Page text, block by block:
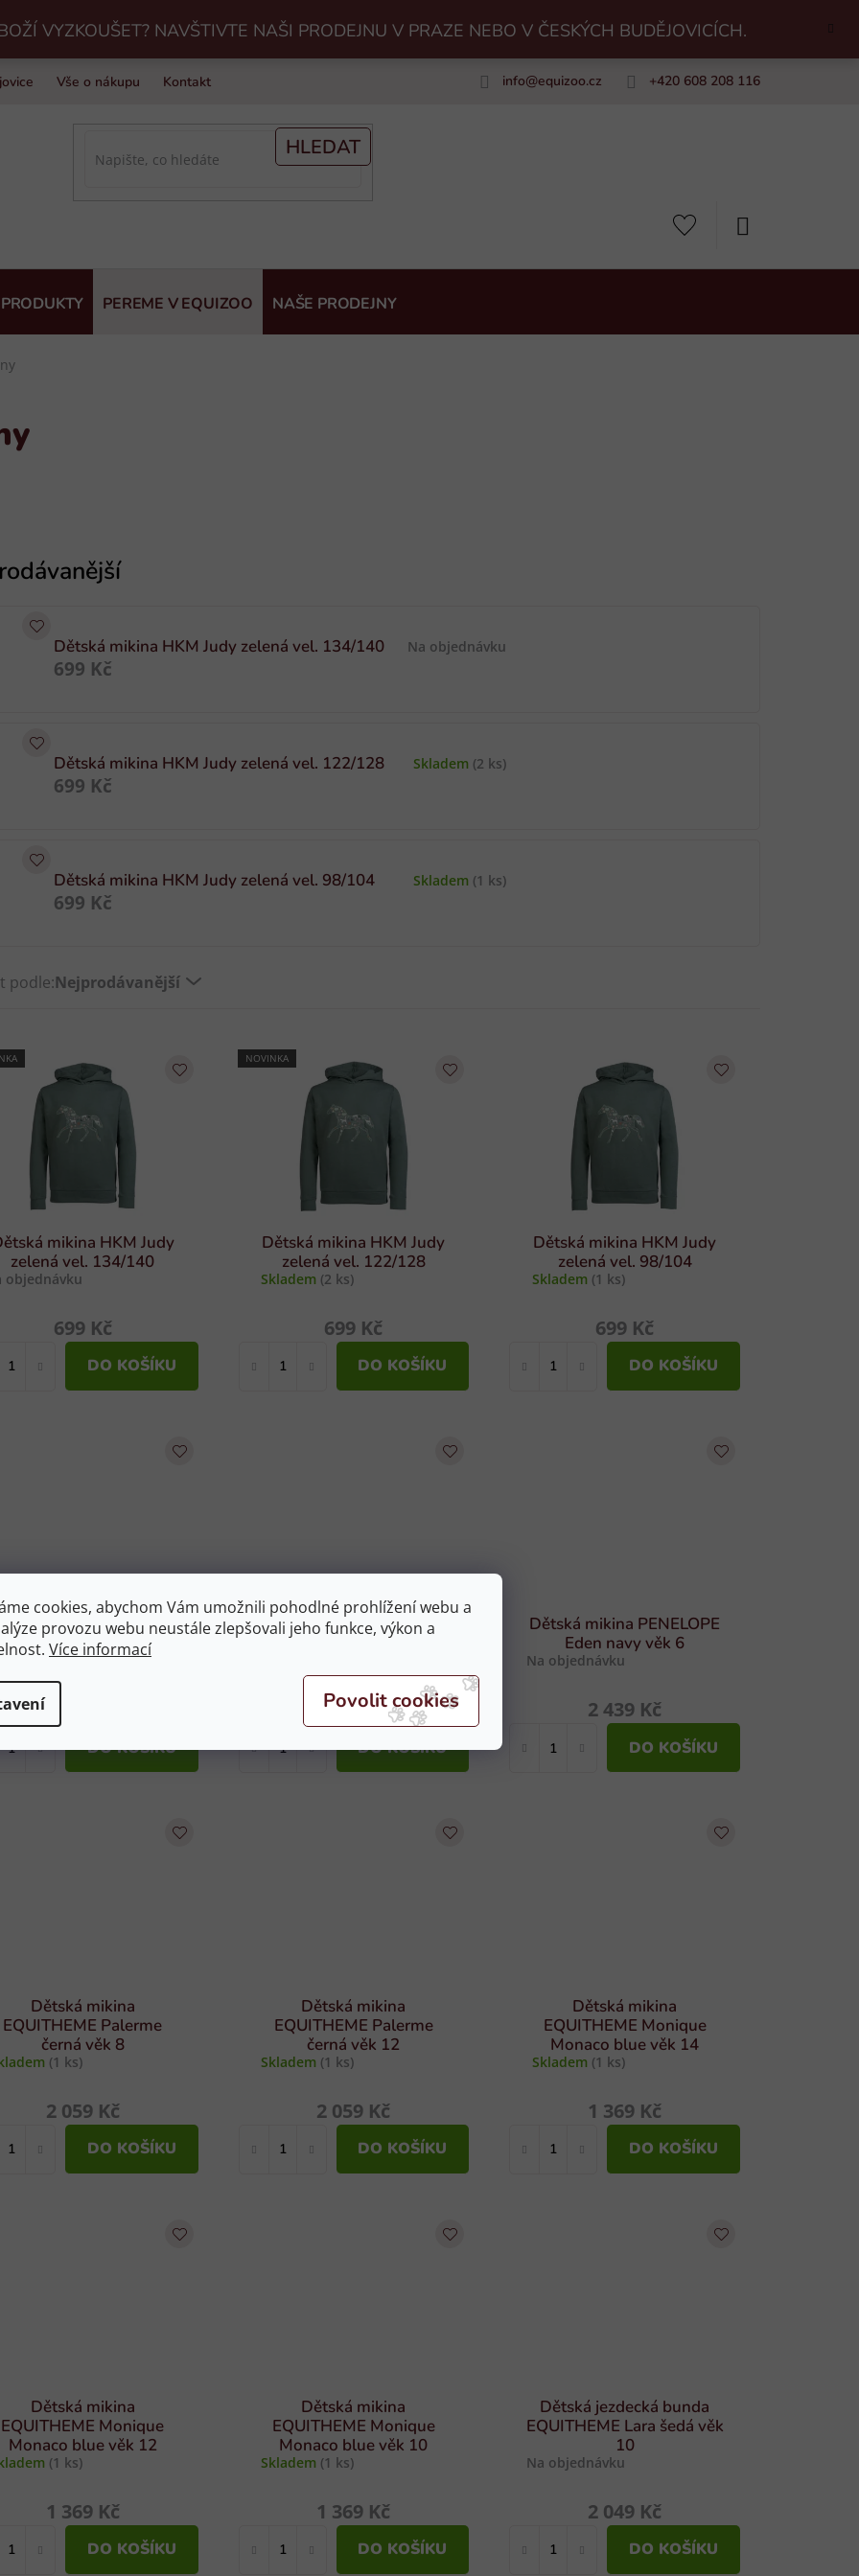
cookies, abychom Vám umožnili pohodlné prohlížení webu a
provozu webu neustále zlepšovali jeho funkce, výkon a
Více informací
VYZKOUŠET? NAVŠTIVTE NAŠI PRODEJNU V PRAZE NEBO V ČESKÝCH BUDĚJOVICÍCH.
Vše o nákupu Kontakt info@equizoo.cz +420 608 208 116
HLEDAT
PEREME V EQUIZOO NAŠE PRODEJNY
Dětská mikina HKM Judy zelená vel. 134/140 Na objednávku
699 Kč
Dětská mikina HKM Judy zelená vel. 122/128 Skladem (2 ks)
699 Kč
Dětská mikina HKM Judy zelená vel. 98/104 Skladem (1 ks)
699 Kč
podle:Nejprodávanější
mikina HKM Judy
zelená vel. 134/140
objednávku
699 Kč
DO KOŠÍKU
NOVINKA
Dětská mikina HKM Judy
zelená vel. 122/128
Skladem (2 ks)
699 Kč
DO KOŠÍKU
Dětská mikina HKM Judy
zelená vel. 98/104
Skladem (1 ks)
699 Kč
DO KOŠÍKU
mikina PENELOPE
Topty navy
(1 ks)
DO KOŠÍKU
Dětská mikina PENELOPE
Eden navy věk 8
2 439 Kč
DO KOŠÍKU
Dětská mikina PENELOPE
Eden navy věk 6
Na objednávku
2 439 Kč
DO KOŠÍKU
Dětská mikina
EQUITHEME Palerme
černá věk 8
(1 ks)
2 059 Kč
DO KOŠÍKU
Dětská mikina
EQUITHEME Palerme
černá věk 12
Skladem (1 ks)
2 059 Kč
DO KOŠÍKU
Dětská mikina
EQUITHEME Monique
Monaco blue věk 14
Skladem (1 ks)
1 369 Kč
DO KOŠÍKU
Dětská mikina
EQUITHEME Monique
Monaco blue věk 12
(1 ks)
1 369 Kč
DO KOŠÍKU
Dětská mikina
EQUITHEME Monique
Monaco blue věk 10
Skladem (1 ks)
1 369 Kč
DO KOŠÍKU
Dětská jezdecká bunda
EQUITHEME Lara šedá věk
10
Na objednávku
2 049 Kč
DO KOŠÍKU